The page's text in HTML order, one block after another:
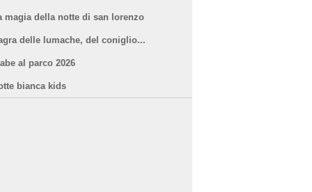
magia della notte di san lorenzo
delle lumache, del coniglio...
al parco 2026
bianca kids